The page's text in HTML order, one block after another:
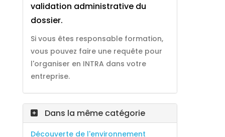
validation administrative du
dossier.
Si vous êtes responsable formation,
vous pouvez faire une requête pour
l'organiser en INTRA dans votre
entreprise.
Dans la même catégorie
Découverte de l'environnement